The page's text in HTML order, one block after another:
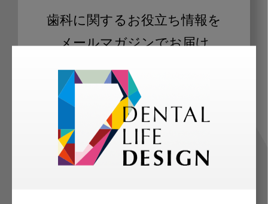
歯科に関するお役立ち情報を
メールマガジンでお届け
ご登録いただいた職種（歯科医師、歯
科衛生士、歯科技工士）に合わせた内
容のメールマガジンをお届けします。